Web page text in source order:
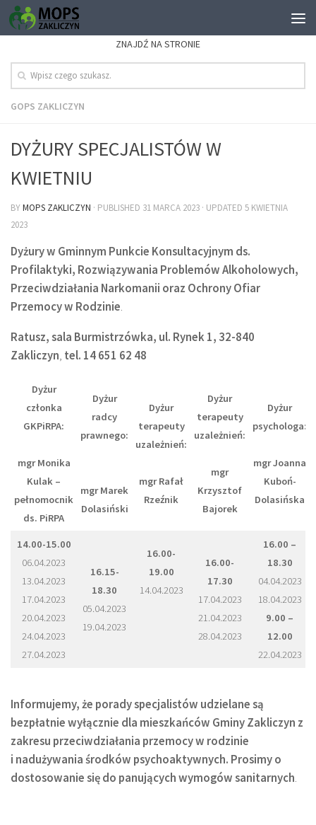
ZNAJDŹ NA STRONIE
GOPS ZAKLICZYN
DYŻURY SPECJALISTÓW W
KWIETNIU
BYMOPS ZAKLICZYN · PUBLISHED 31 MARCA 2023 · UPDATED 5 KWIETNIA
2023
Dyżury w Gminnym Punkcie Konsultacyjnym ds.
Profilaktyki, Rozwiązywania Problemów Alkoholowych,
Przeciwdziałania Narkomanii oraz Ochrony Ofiar
Przemocy w Rodzinie.
Ratusz, sala Burmistrzówka, ul. Rynek 1, 32-840
Zakliczyn, tel. 14 651 62 48
Dyżur
członka
GKPiRPA:
mgr Monika
Kulak –
pełnomocnik
ds. PiRPA
Dyżur
radcy
prawnego:
mgr Marek
Dolasiński
Dyżur
terapeuty
uzależnień:
mgr Rafał
Rzeźnik
Dyżur
terapeuty
uzależnień:
mgr
Krzysztof
Bajorek
Dyżur
psychologa:
mgr Joanna
Kuboń-
Dolasińska
14.00-15.00
06.04.2023
13.04.2023
17.04.2023
20.04.2023
24.04.2023
27.04.2023
16.15-
18.30
05.04.2023
19.04.2023
16.00-
19.00
14.04.2023
16.00-
17.30
17.04.2023
21.04.2023
28.04.2023
16.00 –
18.30
04.04.2023
18.04.2023
9.00 –
12.00
22.04.2023
Informujemy, że porady specjalistów udzielane są
bezpłatnie wyłącznie dla mieszkańców Gminy Zakliczyn z
zakresu przeciwdziałania przemocy w rodzinie
i nadużywania środków psychoaktywnych. Prosimy o
dostosowanie się do panujących wymogów sanitarnych.